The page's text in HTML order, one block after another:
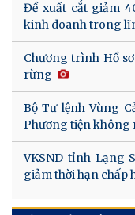
Đề xuất cắt giảm
kinh doanh trong
Chương trình Hồ
rừng
Bộ Tư lệnh Vùng
Phương tiện không
VKSND tỉnh Lạng
giảm thời hạn chấp